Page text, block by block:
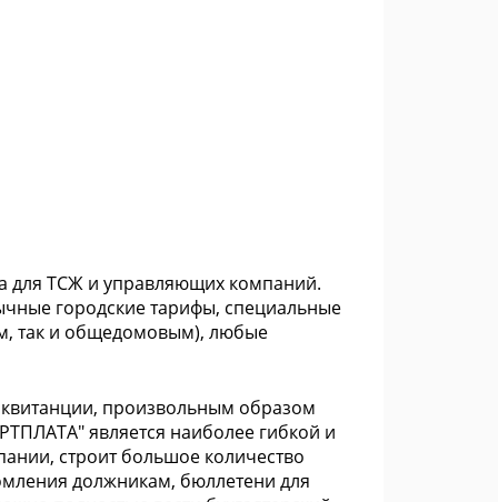
для ТСЖ и управляющих компаний.
городские тарифы, специальные
так и общедомовым), любые
произвольным образом
является наиболее гибкой и
строит большое количество
должникам, бюллетени для